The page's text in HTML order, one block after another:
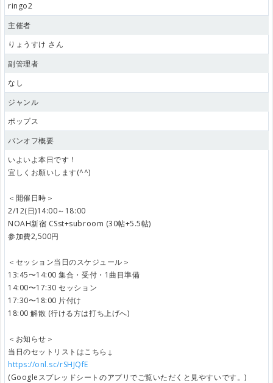
ringo2
主催者
りょうすけ さん
副管理者
なし
ジャンル
ポップス
バンオフ概要
いよいよ本日です！
宜しくお願いします(^^)
＜開催日時＞
2/12(日)14:00～18:00
NOAH新宿 CSst+subroom (30帖+5.5帖)
参加費2,500円
＜セッション当日のスケジュール＞
13:45〜14:00 集合・受付・1曲目準備
14:00〜17:30 セッション
17:30〜18:00 片付け
18:00 解散 (行ける方は打ち上げへ)
＜お知らせ＞
当日のセットリストはこちら↓
https://onl.sc/rSHJQfE
(Googleスプレッドシートのアプリでご覧いただくと見やすいです。)